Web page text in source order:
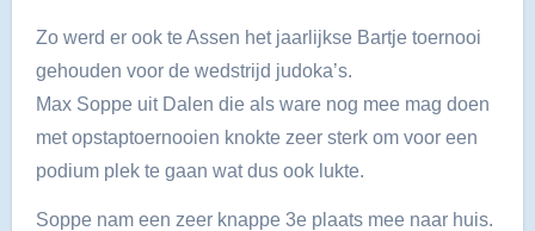
Zo werd er ook te Assen het jaarlijkse Bartje toernooi
gehouden voor de wedstrijd judoka’s.
Max Soppe uit Dalen die als ware nog mee mag doen
met opstaptoernooien knokte zeer sterk om voor een
podium plek te gaan wat dus ook lukte.
Soppe nam een zeer knappe 3e plaats mee naar huis.